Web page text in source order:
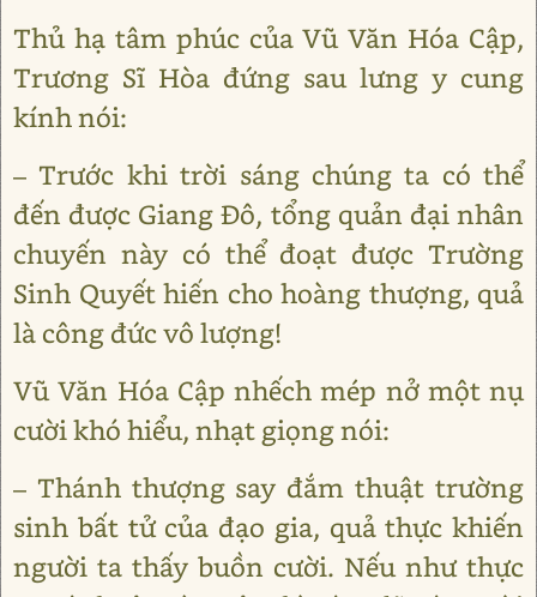
Thủ hạ tâm phúc của Vũ Văn Hóa Cập,
Trương Sĩ Hòa đứng sau lưng y cung
kính nói:
– Trước khi trời sáng chúng ta có thể
đến được Giang Đô, tổng quản đại nhân
chuyến này có thể đoạt được Trường
Sinh Quyết hiến cho hoàng thượng, quả
là công đức vô lượng!
Vũ Văn Hóa Cập nhếch mép nở một nụ
cười khó hiểu, nhạt giọng nói:
– Thánh thượng say đắm thuật trường
sinh bất tử của đạo gia, quả thực khiến
người ta thấy buồn cười. Nếu như thực